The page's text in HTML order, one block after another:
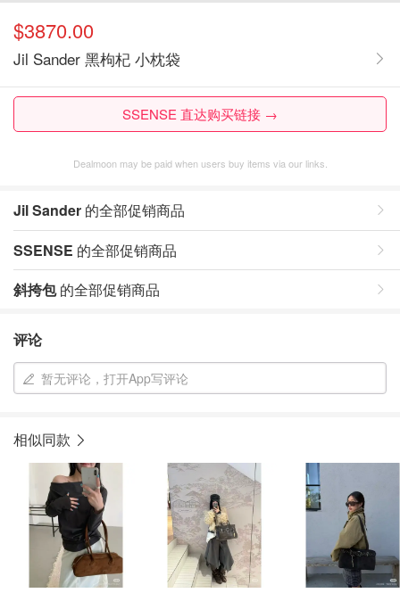
$3870.00
Jil Sander 黑枸杞 小枕袋
SSENSE 直达购买链接 →
Dealmoon may be paid when users buy items via our links.
Jil Sander 的全部促销商品
SSENSE 的全部促销商品
斜挎包的全部促销商品
评论
暂无评论，打开App写评论
相似同款